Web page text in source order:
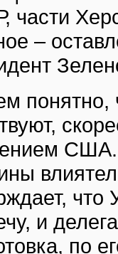
части
–
понятно,
США.
что
и
по